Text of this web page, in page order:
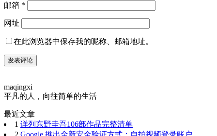
邮箱 *
网址
在此浏览器中保存我的昵称、邮箱地址。
maqingxi
平凡的人，向往简单的生活
最近文章
1 详列东野圭吾106部作品完整清单